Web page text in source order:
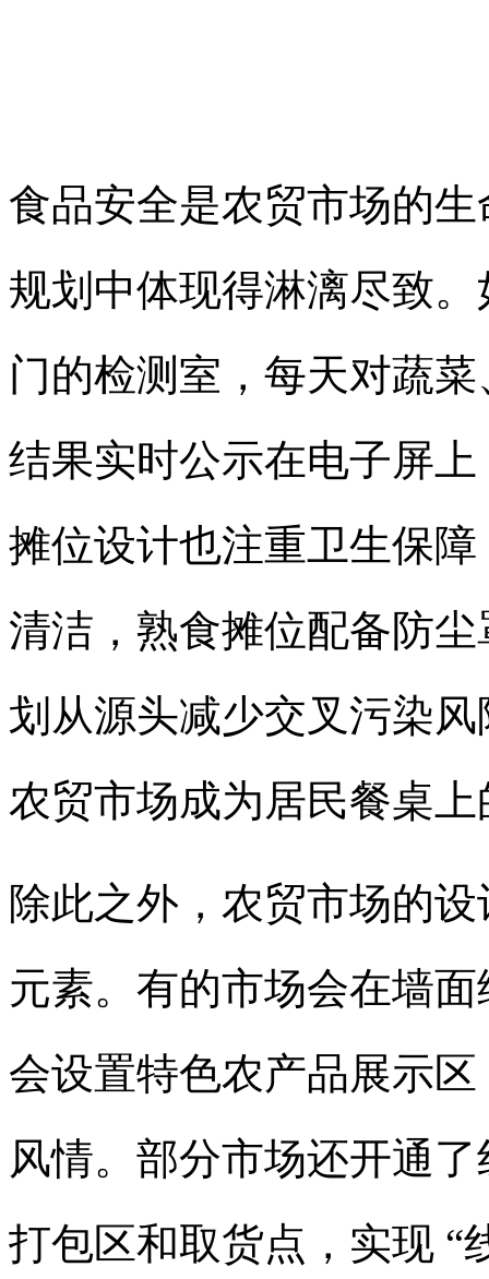
食品安全是农贸市场的
规划中体现得淋漓尽致
门的检测室，每天对蔬
结果实时公示在电子屏
摊位设计也注重卫生保
清洁，熟食摊位配备防
划从源头减少交叉污染
农贸市场成为居民餐桌上
除此之外，农贸市场的
元素。有的市场会在墙
会设置特色农产品展示
风情。部分市场还开通
打包区和取货点，实现 “